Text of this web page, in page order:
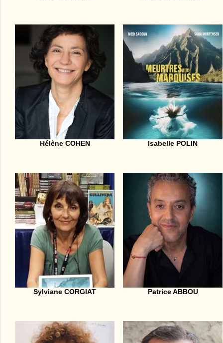
Hélène COHEN Isabelle POLIN
Sylviane CORGIAT Patrice ABBOU